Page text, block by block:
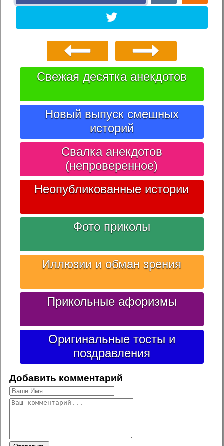
Свежая десятка анекдотов
Новый выпуск смешных
историй
Свалка анекдотов
(непроверенное)
Неопубликованные истории
Фото приколы
Иллюзии и обман зрения
Прикольные афоризмы
Оригинальные тосты и
поздравления
Добавить комментарий